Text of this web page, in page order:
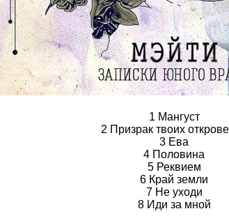
1 Мангуст
2 Призрак твоих
3 Ева
4 Половина
5 Реквием
6 Край земли
7 Не уходи
8 Иди за мной